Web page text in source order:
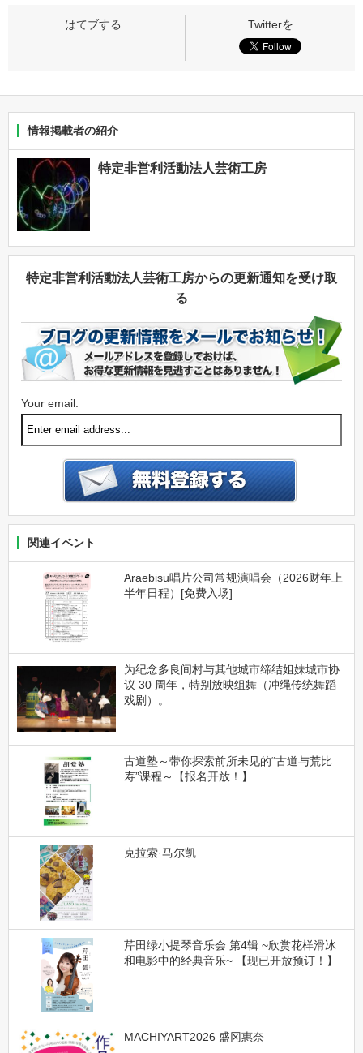
情報掲載者の紹介
特定非営利活動法人芸術工房
特定非営利活動法人芸術工房からの更新通知を受け取
る
Your email:
関連イベント
Araebisu唱片公司常规演唱会（2026财年上
半年日程）[免费入场]
为纪念多良间村与其他城市缔结姐妹城市协
议 30 周年，特别放映组舞（冲绳传统舞蹈
戏剧）。
古道塾～带你探索前所未见的“古道与荒比
寿”课程～【报名开放！】
克拉索·马尔凯
芹田绿小提琴音乐会 第4辑 ~欣赏花样滑冰
和电影中的经典音乐~ 【现已开放预订！】
MACHIYART2026 盛冈惠奈